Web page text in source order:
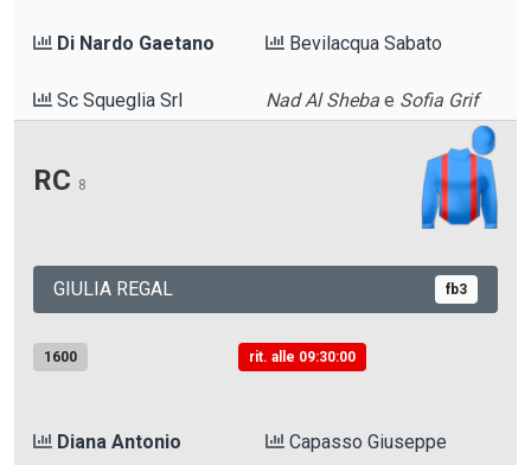
Di Nardo Gaetano Bevilacqua Sabato
Sc Squeglia Srl Nad Al Sheba e Sofia Grif
RC 8
GIULIA REGAL fb3
1600 rit. alle 09:30:00
Diana Antonio Capasso Giuseppe